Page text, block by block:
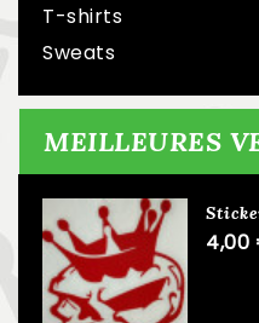
T-shirts
Sweats
MEILLEURES
4,00